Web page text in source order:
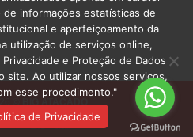
de informações estatísticas de
e aperfeiçoamento da
utilização de serviços online,
e Proteção de Dados
site. Ao utilizar nossos serviços,
esse procedimento."
de Privacidade